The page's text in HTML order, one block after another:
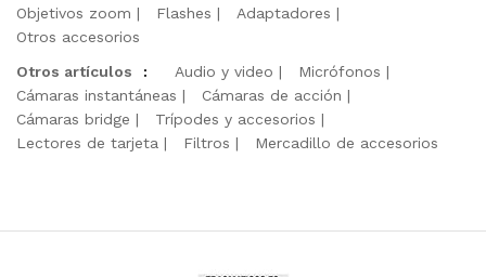
Objetivos zoom
Flashes
Adaptadores
Otros accesorios
Otros artículos
: Audio y video
Micrófonos
Cámaras instantáneas
Cámaras de acción
Cámaras bridge
Trípodes y accesorios
Lectores de tarjeta
Filtros Mercadillo de accesorios